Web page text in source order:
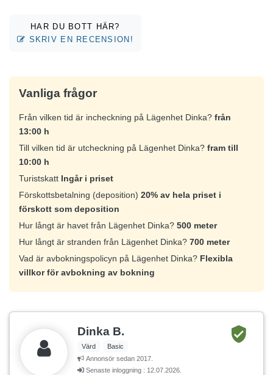
HAR DU BOTT HÄR?
SKRIV EN RECENSION!
Vanliga frågor
Från vilken tid är incheckning på Lägenhet Dinka? från
13:00 h
Till vilken tid är utcheckning på Lägenhet Dinka? fram till
10:00 h
Turistskatt Ingår i priset
Förskottsbetalning (deposition) 20% av hela priset i
förskott som deposition
Hur långt är havet från Lägenhet Dinka? 500 meter
Hur långt är stranden från Lägenhet Dinka? 700 meter
Vad är avbokningspolicyn på Lägenhet Dinka? Flexibla
villkor för avbokning av bokning
Dinka B.
Värd
Basic
Annonsör sedan 2017.
Senaste inloggning : 12.07.2026.